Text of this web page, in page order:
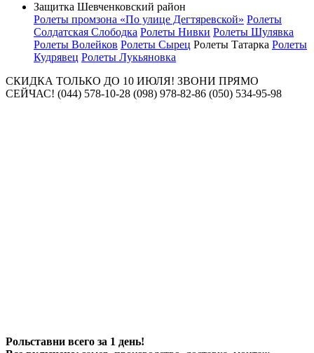
Защитка Шевченковский район
Ролеты промзона «По улице Дегтяревской» Ролеты
Солдатская Слободка Ролеты Нивки Ролеты Шулявка
Ролеты Волейков Ролеты Сырец Ролеты Татарка Ролеты
Кудрявец Ролеты Лукьяновка
СКИДКА ТОЛЬКО ДО 10 ИЮЛЯ! ЗВОНИ ПРЯМО
СЕЙЧАС! (044) 578-10-28 (098) 978-82-86 (050) 534-95-98
Рольставни всего за 1 день!